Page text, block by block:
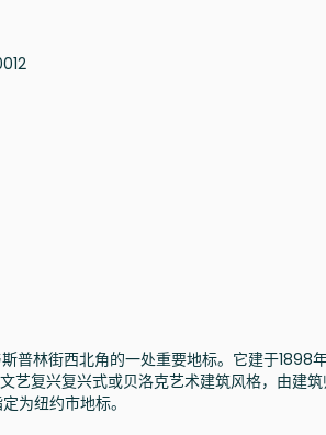
普林街西北角的一处重要地标。它建于1898
艺复兴复兴式或贝洛克艺术建筑风格，由建筑
为纽约市地标。